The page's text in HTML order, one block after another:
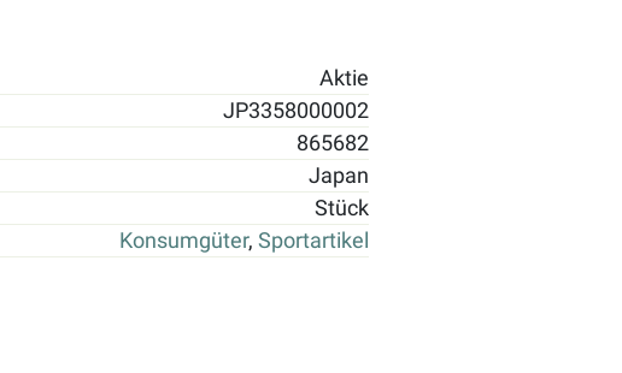
Aktie
JP3358000002
865682
Japan
Stück
Konsumgüter, Sportartikel